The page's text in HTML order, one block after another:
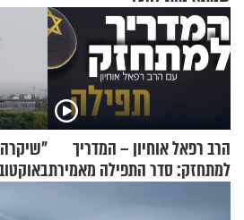
הרב רפאל אוחיון – המדריך
למתחזק: סדר התפילה מאמירת
לאחר